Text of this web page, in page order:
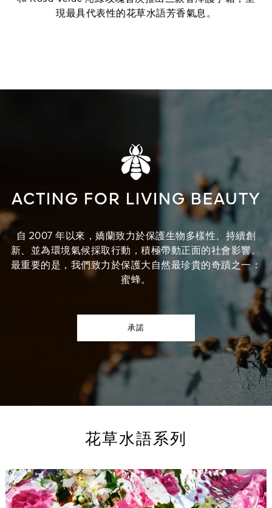
現最具代表性的花草水語芳香氣息。
ACTING FOR LIVING BEAUTY
自 2007 年以來，嬌蘭致力於保護生物多樣性、持續創
新、並為環境氣候採取行動，積極帶動正面的社會影響。
最重要的是，我們致力於保護大自然最珍貴的奇蹟之一：
蜜蜂。
承諾
花草水語系列